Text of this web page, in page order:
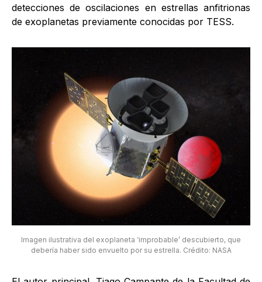
detecciones de oscilaciones en estrellas anfitrionas
de exoplanetas previamente conocidas por TESS.
Imagen ilustrativa del exoplaneta ‘improbable’ descubierto, que
debería haber sido envuelto por su estrella. Crédito: NASA